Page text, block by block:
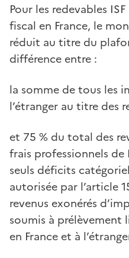
Pour les redevables
fiscal en France, le
réduit au titre du
différence entre :
la somme de tous les
l’étranger au titre des
et 75 % du total des
frais professionnels de
seuls déficits
autorisée par l’article
revenus exonérés
soumis à prélèvement
en France et à